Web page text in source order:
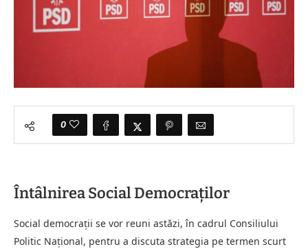
0
Întâlnirea Social Democraților
Social democraţii se vor reuni astăzi, în cadrul Consiliului
Politic Naţional, pentru a discuta strategia pe termen scurt